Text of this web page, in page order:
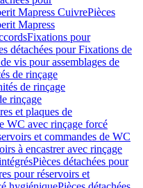
Mapress CuivrePièces
Mapress
Fixations pour
détachées pour Fixations de
vis pour assemblages de
de rinçage
de rinçage
rinçage
et plaques de
WC avec rinçage forcé
et commandes de WC
à encastrer avec rinçage
Pièces détachées pour
pour réservoirs et